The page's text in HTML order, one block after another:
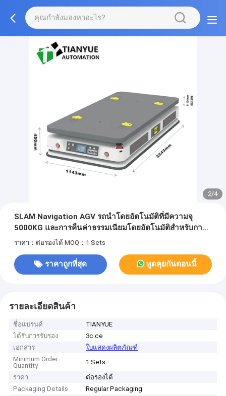
2/4
SLAM Navigation AGV รถนําโดยอัตโนมัติที่มีความจุ
5000KG และการคืนค่าธรรมเนียมโดยอัตโนมัติสําหรับการ
ขนส่งอุตสาหกรรม
ราคา：ต่อรองได้ MOQ：1 Sets
ราคาถูกที่สุด พูดคุยกันตอนนี้
รายละเอียดสินค้า
ชื่อแบรนด์
TIANYUE
ได้รับการรับรอง
3c.ce
เอกสาร
ใบแสดงผลิตภัณฑ์
Minimum Order
Quantity
1 Sets
ราคา
ต่อรองได้
Packaging Details
Regular Packaging